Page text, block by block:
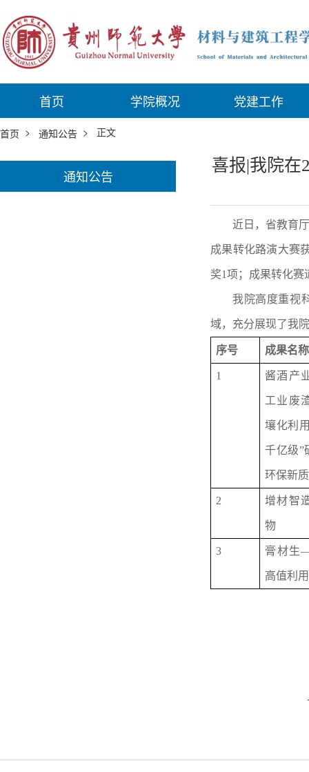
首页 学院概况 党建工作
首页 > 通知公告 > 正文
通知公告
喜报|我院在
近日，省教育
成果转化路演大赛
奖1项；成果转化赛
我院高度重视
域，充分展现了我院
序号 成果名称
1 酱酒产
工业废
壤化利
千亿级”
环保新
2 增材智
物
3 膏材生
高值利
一审